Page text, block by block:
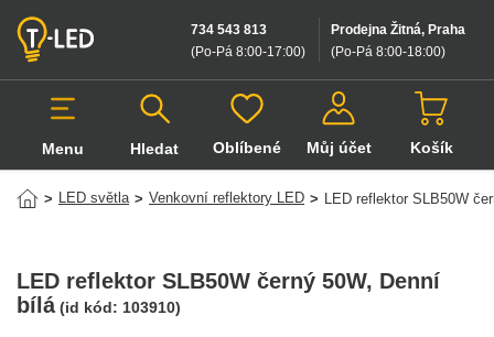
Prodejna Žitná, Praha
(Po-Pá 8:00-18:00)
734 543 813
(Po-Pá 8:00-17:00)
Menu Hledat
Hledat v produktech
Oblíbené Můj účet Košík
> LED světla > Venkovní reflektory LED > LED reflektor SLB50W
LED reflektor SLB50W černý 50W, Denní
bílá (id kód: 103910)